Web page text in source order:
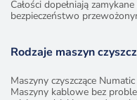
Całości dopełniają
bezpieczeństwo
Rodzaje maszyn
Maszyny czyszczące
Maszyny kablowe bez